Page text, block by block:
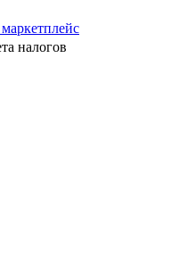
налогов